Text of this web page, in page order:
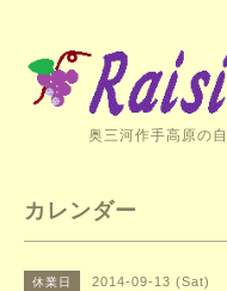
奥三河作手高原の
カレンダー
休業日 2014-09-13 (Sat)